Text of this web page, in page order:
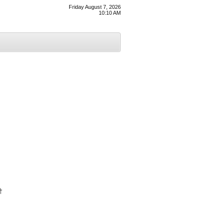
Friday August 7, 2026
10:10 AM